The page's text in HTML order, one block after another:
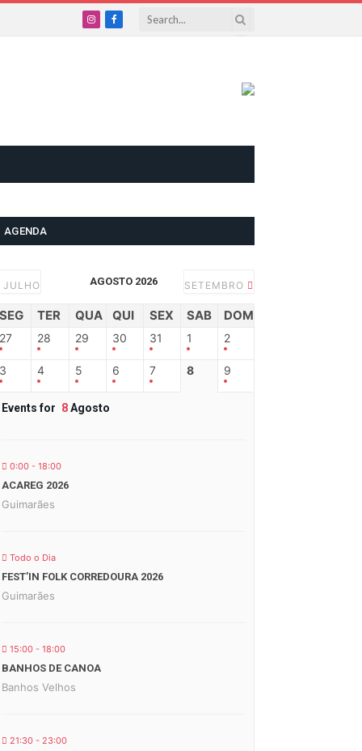
InstagramFacebook
AGENDA
JULHO AGOSTO 2026 SETEMBRO
SEG TER QUA QUI SEX SAB DOM
27 28 29 30 31 1 2
3 4 5 6 7 8 9
Events for 8Agosto
0:00 - 18:00
ACAREG 2026
Guimarães
Todo o Dia
FEST’IN FOLK CORREDOURA 2026
Guimarães
15:00 - 18:00
BANHOS DE CANOA
Banhos Velhos
21:30 - 23:00